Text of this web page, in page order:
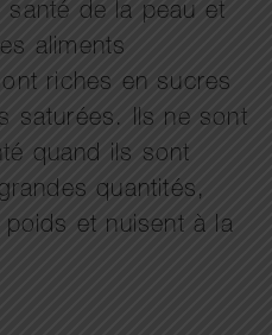
santé de la peau et
aliments
riches en sucres
saturées. Ils ne sont
quand ils sont
quantités,
et nuisent à la